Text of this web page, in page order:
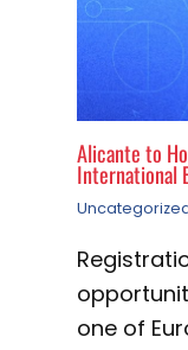
Alicante to
International
one of